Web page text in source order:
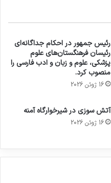
رئیس جمهور در احکام جداگانه‌ای
رئیسان فرهنگستان‌های علوم
پزشکی، علوم و زبان و ادب فارسی را
منصوب کرد.
16 ژوئن 2026
آتش سوزی در شیرخوارگاه آمنه
16 ژوئن 2026